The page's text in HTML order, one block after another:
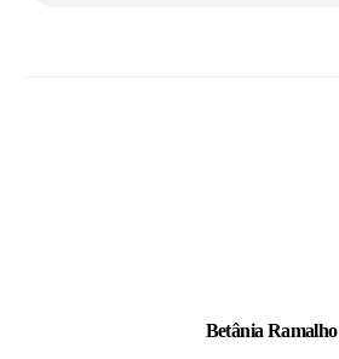
Betânia Ramalho